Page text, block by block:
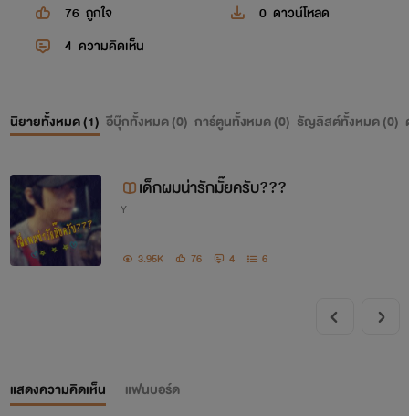
76 ถูกใจ 0 ดาวน์โหลด
4 ความคิดเห็น
นิยายทั้งหมด (1) อีบุ๊กทั้งหมด (0) การ์ตูนทั้งหมด (0) ธัญลิสต์ทั้งหมด (0)
เด็กผมน่ารักมั๊ยครับ???
Y
3.95K 76 4 6
แสดงความคิดเห็น แฟนบอร์ด